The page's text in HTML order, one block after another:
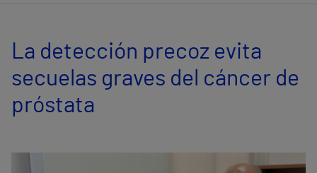
Servicios de salud
Equipo médico y asistencial
Información útil
Comunicación
La detección precoz evita
secuelas graves del cáncer de
próstata